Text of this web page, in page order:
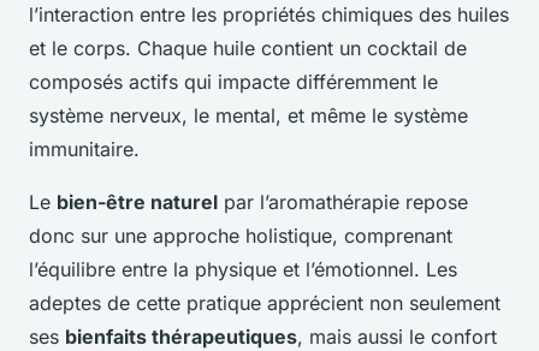
l’interaction entre les propriétés chimiques des huiles
et le corps. Chaque huile contient un cocktail de
composés actifs qui impacte différemment le
système nerveux, le mental, et même le système
immunitaire.
Le bien-être naturel par l’aromathérapie repose
donc sur une approche holistique, comprenant
l’équilibre entre la physique et l’émotionnel. Les
adeptes de cette pratique apprécient non seulement
ses bienfaits thérapeutiques, mais aussi le confort